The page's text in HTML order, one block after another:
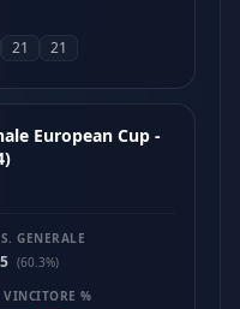
21 21
European Cup -
GENERALE
(60.3%)
VINCITORE %